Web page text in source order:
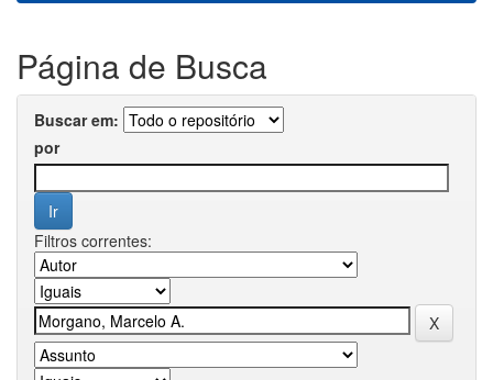
Página de Busca
Buscar em:
por
Filtros correntes: